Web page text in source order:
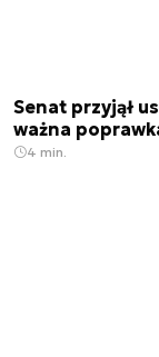
Senat przyjął
ważna
4 min.